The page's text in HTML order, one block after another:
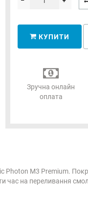
КУПИТИ
Зручна онлайн
оплата
Photon M3 Premium.
час на переливання смол